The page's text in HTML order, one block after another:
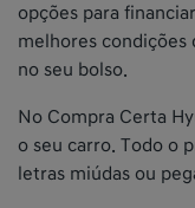
opções para
melhores condições
no seu bolso.
No Compra Certa
o seu carro. Todo o
letras miúdas ou